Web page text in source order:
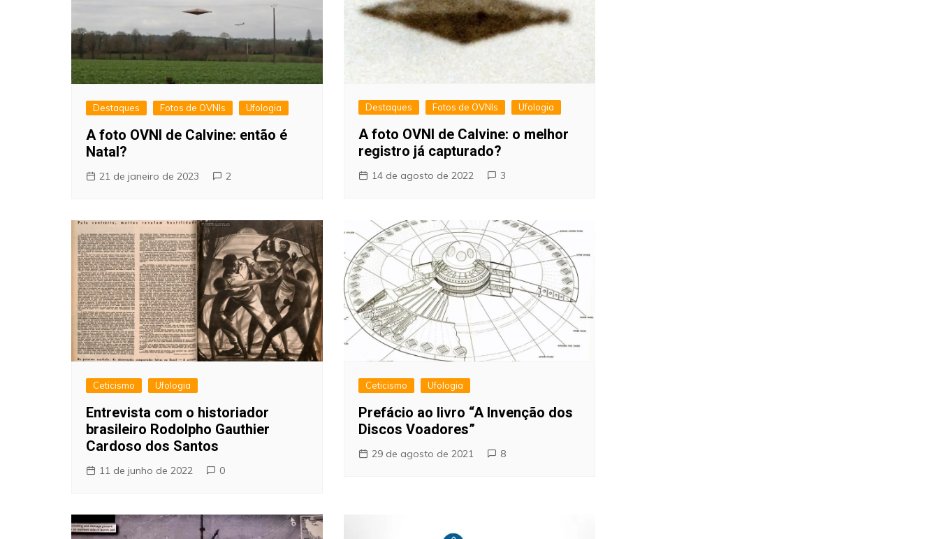
Destaques Fotos de OVNIs Ufologia
A foto OVNI de Calvine: então é
Natal?
21 de janeiro de 2023 2
Destaques Fotos de OVNIs Ufologia
A foto OVNI de Calvine: o melhor
registro já capturado?
14 de agosto de 2022 3
Ceticismo Ufologia
Entrevista com o historiador
brasileiro Rodolpho Gauthier
Cardoso dos Santos
11 de junho de 2022 0
Ceticismo Ufologia
Prefácio ao livro “A Invenção dos
Discos Voadores”
29 de agosto de 2021 8